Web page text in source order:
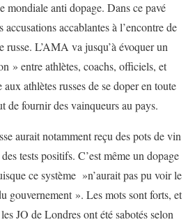
mondiale anti dopage. Dans ce pavé
accablantes à l’encontre de
russe. L’AMA va jusqu’à évoquer un
» entre athlètes, coachs, officiels, et
athlètes russes de se doper en toute
de fournir des vainqueurs au pays.
aurait notamment reçu des pots de vin
tests positifs. C’est même un dopage
ce système »n’aurait pas pu voir le
gouvernement ». Les mots sont forts, et
JO de Londres ont été sabotés selon